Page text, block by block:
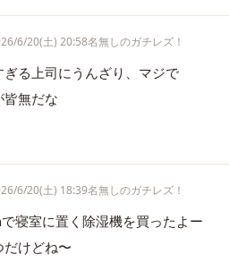
6/20(土) 20:58名無しのガチレズ！
ぎる上司にうんざり、マジで
皆無だな
6/20(土) 18:39名無しのガチレズ！
寝室に置く除湿機を買ったよー
だけどね〜